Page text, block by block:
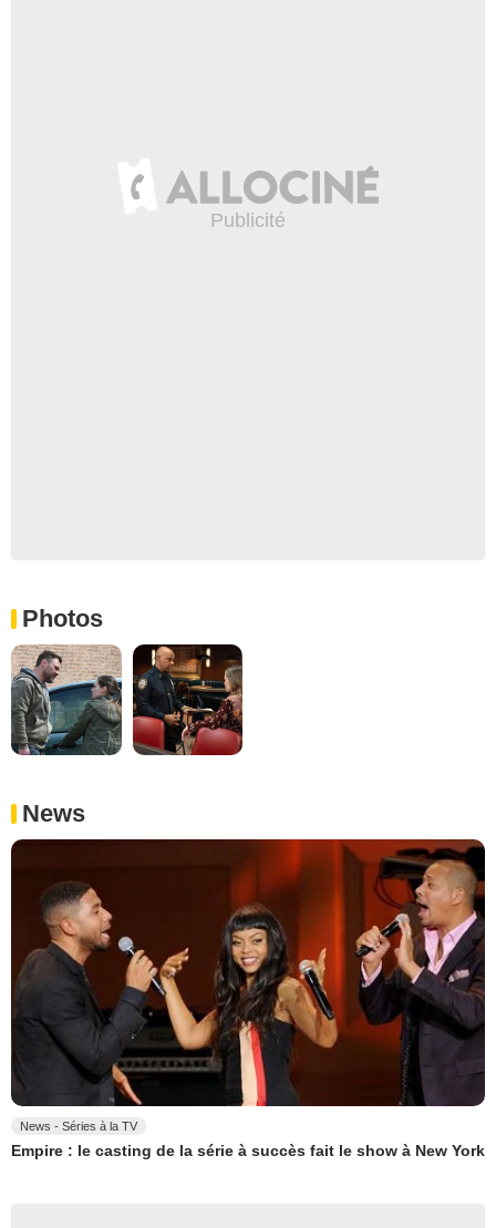
Photos
News
News - Séries à la TV
Empire : le casting de la série à succès fait le show à New York